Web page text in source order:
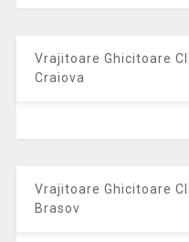
Vrajitoare Ghicitoare
Craiova
Vrajitoare Ghicitoare
Brasov